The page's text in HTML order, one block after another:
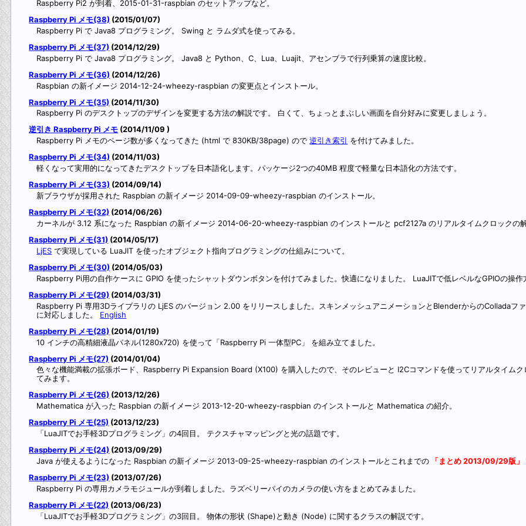
Raspberry Pi2 が到着、2015-01-31-raspbian のセットアップなど。
Raspberry Pi メモ(38) (2015/01/07)
Raspberry Pi で Java8 プログラミング。 Swing と ラムダ式を使ってみる。
Raspberry Pi メモ(37) (2014/12/29)
Raspberry Pi で Java8 プログラミング。 Java8 と Python、C、Lua、Luajit、アセンブラで行列乗算の速度比較。
Raspberry Pi メモ(36) (2014/12/26)
Raspbian の新イメージ 2014-12-24-wheezy-raspbian の変更点とインストール。
Raspberry Pi メモ(35) (2014/11/30)
Raspberry Pi のデスクトップのデザインを変更する方法の解説です。 白くて、ちょっとまぶしい画面を自分好みに変更しましょう。
逆引き Raspberry Pi メモ (2014/11/09 )
Raspberry Pi メモのページ数が多くなってきた (html で 830KB/38page) ので逆引き索引 を付けてみました。
Raspberry Pi メモ(34) (2014/11/03)
軽くなって実用的になってきたデスクトップを日本語化します。パッケージ2つの40MB 程度で軽量な日本語化の方法です。
Raspberry Pi メモ(33) (2014/09/14)
新ブラウザが採用された Raspbian の新イメージ 2014-09-09-wheezy-raspbian のインストール。
Raspberry Pi メモ(32) (2014/06/26)
カーネルが 3.12 系になった Raspbian の新イメージ 2014-06-20-wheezy-raspbian のインストールと pcf2127a のリアルタイムクロックの
Raspberry Pi メモ(31) (2014/05/17)
LjES で実現している LuaJIT を使ったオブジェクト指向プログラミングの仕組みについて。
Raspberry Pi メモ(30) (2014/05/03)
Raspberry Pi用の自作ケースに GPIO を使ったシャットダウンボタンを付けてみました。快適になりました。 LuaJITで低レベルなGPIOの操作
Raspberry Pi メモ(29) (2014/03/31)
Raspberry Pi 専用3Dライブラリの LjES のバージョン 2.00 をリリースしました。スキンメッシュアニメーションとBlenderからのColladaフ
に対応しました。 English
Raspberry Pi メモ(28) (2014/01/19)
10 インチの高精細液晶パネル(1280x720) を使って「Raspberry Pi 一体型PC」 を組み立てました。
Raspberry Pi メモ(27) (2014/01/04)
色々な機能満載の拡張ボード、Raspberry Pi Expansion Board (X100) を購入したので、そのレビューと I2Cコマンドを使ってリアルタイムク
てみます。
Raspberry Pi メモ(26) (2013/12/26)
Mathematica が入った Raspbian の新イメージ 2013-12-20-wheezy-raspbian のインストールと Mathematica の紹介。
Raspberry Pi メモ(25) (2013/12/23)
「LuaJITでお手軽3Dプログラミング」の4回目。 テクスチャマッピングと光の話題です。
Raspberry Pi メモ(24) (2013/09/29)
Java が使えるようになった Raspbian の新イメージ 2013-09-25-wheezy-raspbian のインストールとこれまでの
「まとめ 2013/09/29版」
Raspberry Pi メモ(23) (2013/07/26)
Raspberry Pi の専用カメラモジュールが到着しました。ラズベリーパイのカメラの使い方をまとめてみました。
Raspberry Pi メモ(22) (2013/06/23)
「LuaJITでお手軽3Dプログラミング」の3回目。 物体の形状 (Shape)と動き (Node) に関するクラスの解説です。